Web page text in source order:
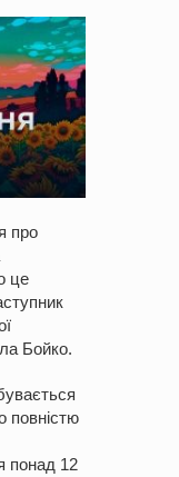
про
це
Бойко.
повністю
понад 12